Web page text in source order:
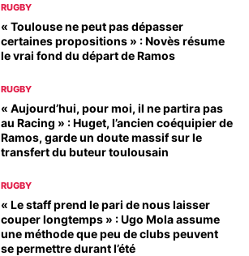
RUGBY
« Toulouse ne peut pas dépasser
certaines propositions » : Novès résume
le vrai fond du départ de Ramos
RUGBY
« Aujourd’hui, pour moi, il ne partira pas
au Racing » : Huget, l’ancien coéquipier de
Ramos, garde un doute massif sur le
transfert du buteur toulousain
RUGBY
« Le staff prend le pari de nous laisser
couper longtemps » : Ugo Mola assume
une méthode que peu de clubs peuvent
se permettre durant l’été